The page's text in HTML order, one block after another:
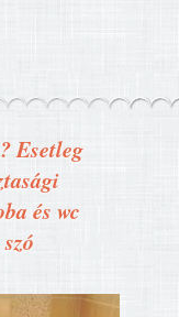
Esetleg
és wc